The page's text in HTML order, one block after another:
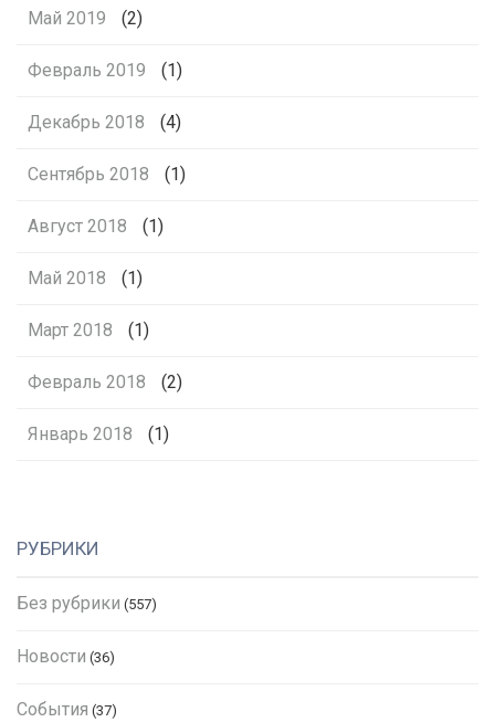
Май 2019 (2)
Февраль 2019 (1)
Декабрь 2018 (4)
Сентябрь 2018 (1)
Август 2018 (1)
Май 2018 (1)
Март 2018 (1)
Февраль 2018 (2)
Январь 2018 (1)
РУБРИКИ
Без рубрики (557)
Новости (36)
События (37)